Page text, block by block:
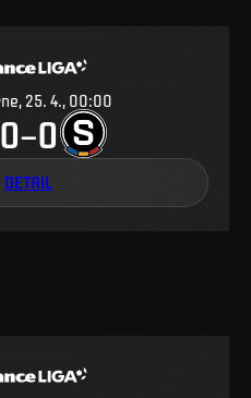
ne, 25. 4., 00:00
0–0
DETAIL